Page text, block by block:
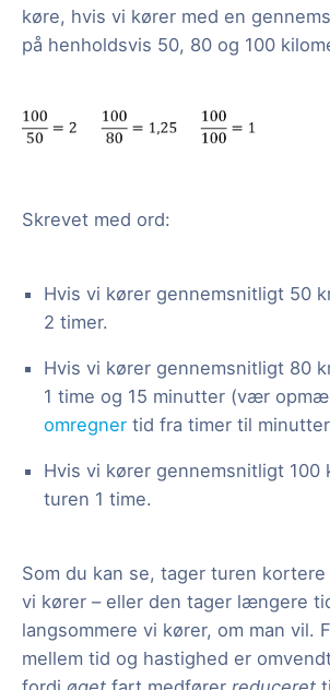
køre, hvis vi kører med en
på henholdsvis 50, 80 og 100
Skrevet med ord:
Hvis vi kører gennemsnitligt 50
2 timer.
Hvis vi kører gennemsnitligt 80
1 time og 15 minutter (vær
omregner tid fra timer til
Hvis vi kører gennemsnitligt 100
turen 1 time.
Som du kan se, tager turen
vi kører – eller den tager længere
langsommere vi kører, om man vil.
mellem tid og hastighed er